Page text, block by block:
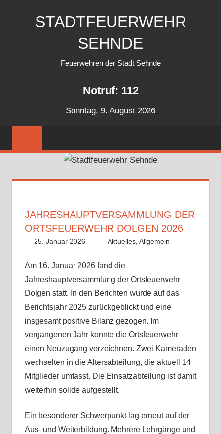
STADTFEUERWEHR
SEHNDE
Feuerwehren der Stadt Sehnde
Notruf: 112
Sonntag, 9. August 2026
JAHRESHAUPTVERSAMMLUNG DER
ORTSFEUERWEHR DOLGEN 2026
25. Januar 2026 Paco
Aktuelles, Allgemein
Am 16. Januar 2026 fand die
Jahreshauptversammlung der Ortsfeuerwehr
Dolgen statt. In den Berichten wurde auf das
Berichtsjahr 2025 zurückgeblickt und eine
insgesamt positive Bilanz gezogen. Im
vergangenen Jahr konnte die Ortsfeuerwehr
einen Neuzugang verzeichnen. Zwei Kameraden
wechselten in die Altersabteilung, die aktuell 14
Mitglieder umfasst. Die Einsatzabteilung ist damit
weiterhin solide aufgestellt.
Ein besonderer Schwerpunkt lag erneut auf der
Aus- und Weiterbildung. Mehrere Lehrgänge und